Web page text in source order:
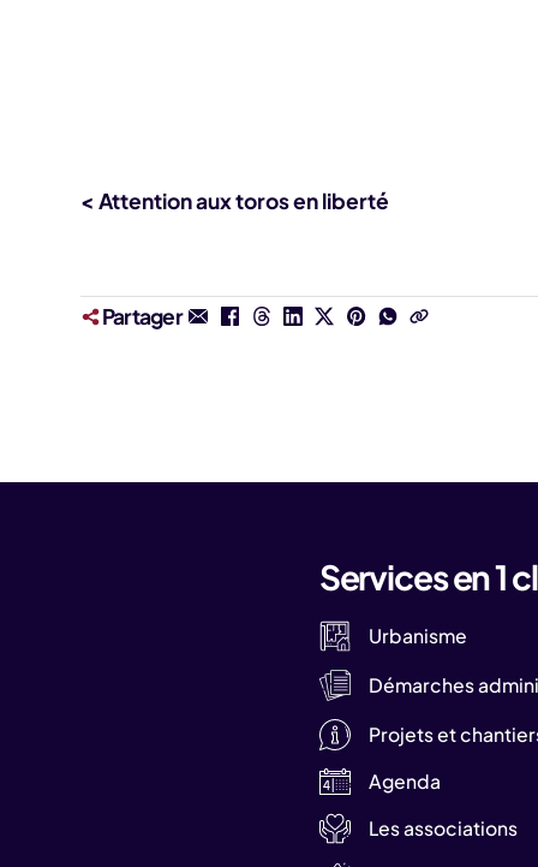
< Attention aux toros en liberté
Partager
Services en 1
Urbanisme
Démarches
Projets et
Agenda
Les associations